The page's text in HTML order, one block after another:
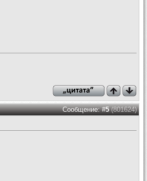
Сообщение: #5(801624)